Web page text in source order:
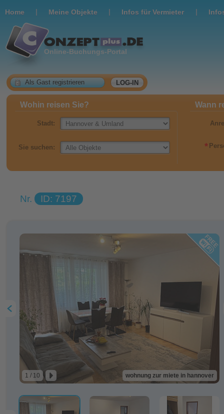
Home | Meine Objekte | Infos für Vermieter |
Online-Buchungs-Portal
Als Gast registrieren LOG-IN
Wohin reisen Sie?
Stadt:
Sie suchen:
Wann
*
Nr. ID: 7197
wohnung zur miete in hannover
1 / 10